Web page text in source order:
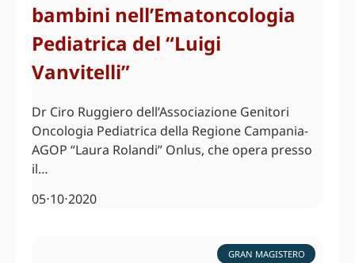
bambini nell’Ematoncologia
Pediatrica del “Luigi
Vanvitelli”
Dr Ciro Ruggiero dell’Associazione Genitori
Oncologia Pediatrica della Regione Campania-
AGOP “Laura Rolandi” Onlus, che opera presso
il…
05⋅10⋅2020
GRAN MAGISTERO